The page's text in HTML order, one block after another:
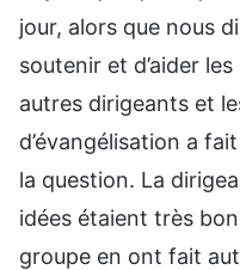
jour, alors que nous
soutenir et d’aider
autres dirigeants et
d’évangélisation a
la question. La
idées étaient très
groupe en ont fait